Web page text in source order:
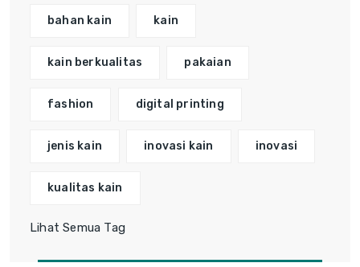
bahan kain kain
kain berkualitas pakaian
fashion digital printing
jenis kain inovasi kain inovasi
kualitas kain
Lihat Semua Tag